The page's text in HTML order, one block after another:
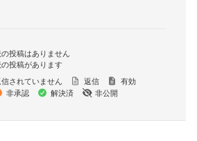
投稿はありません
投稿があります
信されていません 返信
有効
非承認 解決済
非公開